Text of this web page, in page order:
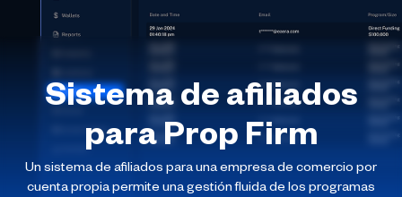
Sistema de afiliados
para Prop Firm
Un sistema de afiliados para una empresa de comercio por
cuenta propia permite una gestión fluida de los programas